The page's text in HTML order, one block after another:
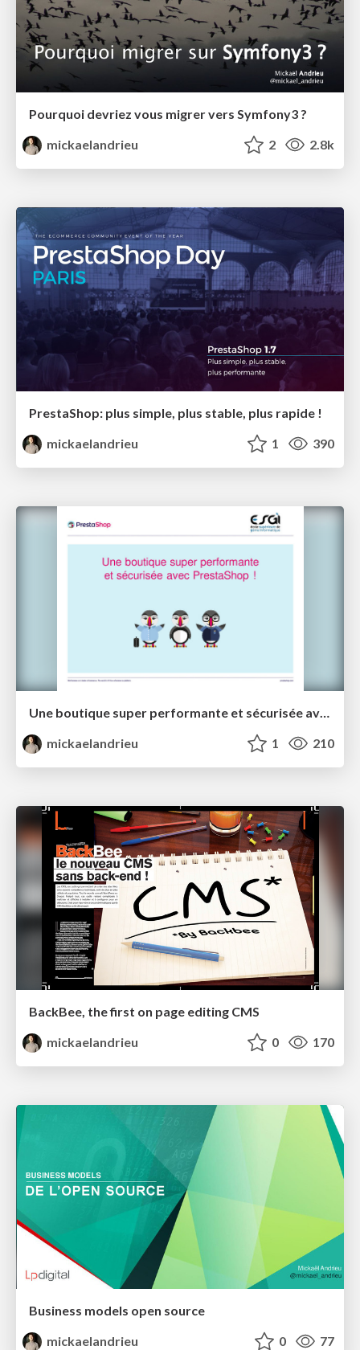
Pourquoi devriez vous migrer vers Symfony3 ?
mickaelandrieu
2 2.8k
PrestaShop: plus simple, plus stable, plus rapide !
mickaelandrieu
1 390
mickaelandrieu
1 210
BackBee, the first on page editing CMS
mickaelandrieu
0 170
Business models open source
mickaelandrieu
0 77